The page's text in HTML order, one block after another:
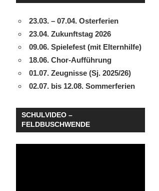
23.03. – 07.04. Osterferien
23.04. Zukunftstag 2026
09.06. Spielefest (mit Elternhilfe)
18.06. Chor-Aufführung
01.07. Zeugnisse (Sj. 2025/26)
02.07. bis 12.08. Sommerferien
SCHULVIDEO –
FELDBUSCHWENDE